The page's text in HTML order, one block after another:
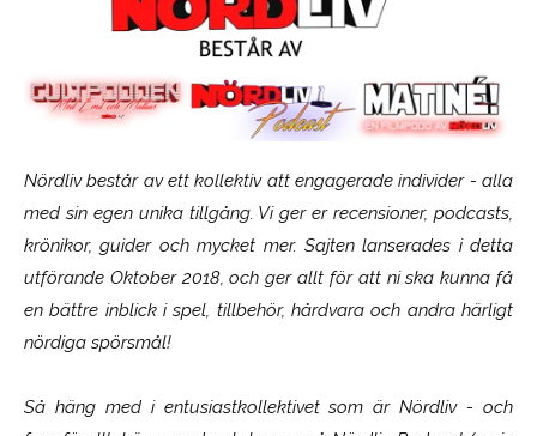
Nördliv består av ett kollektiv att engagerade individer - alla
med sin egen unika tillgång. Vi ger er recensioner, podcasts,
krönikor, guider och mycket mer. Sajten lanserades i detta
utförande Oktober 2018, och ger allt för att ni ska kunna få
en bättre inblick i spel, tillbehör, hårdvara och andra härligt
nördiga spörsmål!
Så häng med i entusiastkollektivet som ärNördliv- och